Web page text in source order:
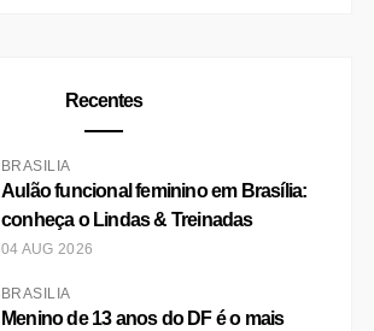
Recentes
BRASÍLIA
Aulão funcional feminino em Brasília:
conheça o Lindas & Treinadas
04 AUG 2026
BRASÍLIA
Menino de 13 anos do DF é o mais